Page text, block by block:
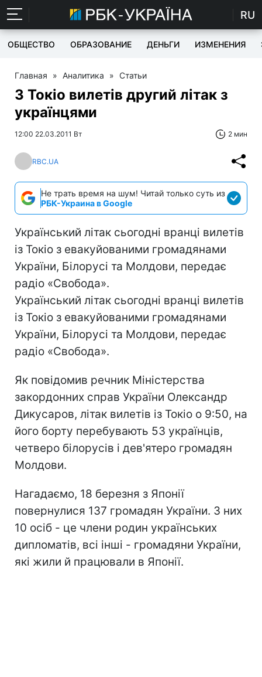
RU
ОБЩЕСТВО ОБРАЗОВАНИЕ ДЕНЬГИ ИЗМЕНЕНИЯ
Главная » Аналитика » Статьи
З Токіо вилетів другий літак з
українцями
12:00 22.03.2011 Вт 2 мин
RBC.UA
Не трать время на шум! Читай только суть из
РБК-Украина в Google
Український літак сьогодні вранці вилетів
із Токіо з евакуйованими громадянами
України, Білорусі та Молдови, передає
радіо «Свобода».
Український літак сьогодні вранці вилетів
із Токіо з евакуйованими громадянами
України, Білорусі та Молдови, передає
радіо «Свобода».
Як повідомив речник Міністерства
закордонних справ України Олександр
Дикусаров, літак вилетів із Токіо о 9:50, на
його борту перебувають 53 українців,
четверо білорусів і дев'ятеро громадян
Молдови.
Нагадаємо, 18 березня з Японії
повернулися 137 громадян України. З них
10 осіб - це члени родин українських
дипломатів, всі інші - громадяни України,
які жили й працювали в Японії.